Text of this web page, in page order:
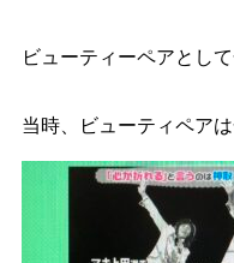
ビューティーペアとし
当時、ビューティペア